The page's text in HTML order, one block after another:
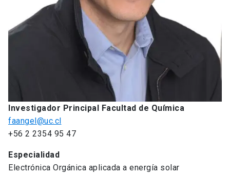
Investigador Principal Facultad de Química
faangel@uc.cl
+56 2 2354 95 47
Especialidad
Electrónica Orgánica aplicada a energía solar